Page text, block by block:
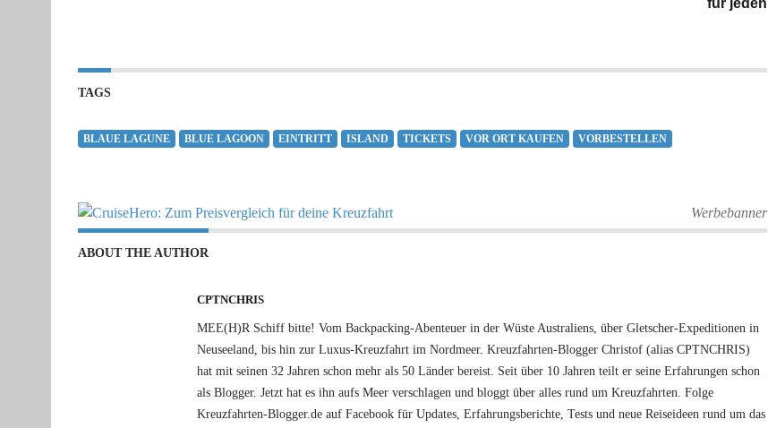
TAGS
BLAUE LAGUNE BLUE LAGOON EINTRITT ISLAND TICKETS VOR ORT KAUFEN VORBESTELLEN
Werbebanner
ABOUT THE AUTHOR
CPTNCHRIS
MEE(H)R Schiff bitte! Vom Backpacking-Abenteuer in der Wüste Australiens, über Gletscher-Expeditionen in
Neuseeland, bis hin zur Luxus-Kreuzfahrt im Nordmeer. Kreuzfahrten-Blogger Christof (alias CPTNCHRIS)
hat mit seinen 32 Jahren schon mehr als 50 Länder bereist. Seit über 10 Jahren teilt er seine Erfahrungen schon
als Blogger. Jetzt hat es ihn aufs Meer verschlagen und bloggt über alles rund um Kreuzfahrten. Folge
Kreuzfahrten-Blogger.de auf Facebook für Updates, Erfahrungsberichte, Tests und neue Reiseideen rund um das